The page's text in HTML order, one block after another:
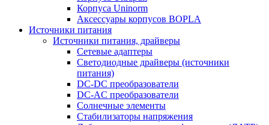
Корпуса Uninorm
Аксессуары корпусов BOPLA
Источники питания
Источники питания, драйверы
Сетевые адаптеры
Светодиодные драйверы (источники
питания)
DC-DC преобразователи
DC-AC преобразователи
Солнечные элементы
Стабилизаторы напряжения